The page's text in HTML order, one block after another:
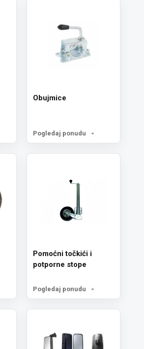
Obujmice
Pogledaj ponudu
Pomoćni točkići i
potporne stope
Pogledaj ponudu